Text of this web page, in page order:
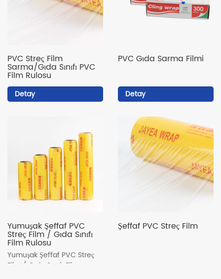
PVC Streç Film
Sarma/Gıda Sınıfı PVC
Film Rulosu
Detay
PVC Gıda Sarma Filmi
Detay
Yumuşak Şeffaf PVC
Streç Film / Gıda Sınıfı
Film Rulosu
Yumuşak Şeffaf PVC Streç
Film / Gıda Sınıfı Film
Şeffaf PVC Streç Film